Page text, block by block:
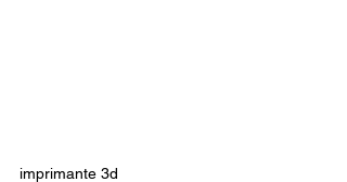
imprimante 3d